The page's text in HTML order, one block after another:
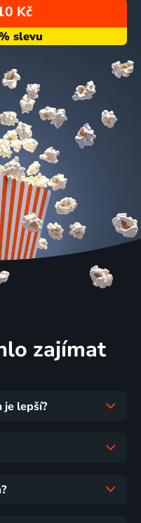
Kč
zajímat
je lepší?